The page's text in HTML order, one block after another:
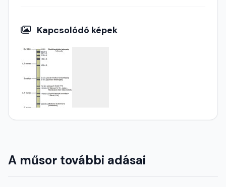
Kapcsolódó képek
A műsor további adásai